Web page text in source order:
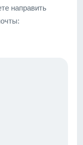
направить